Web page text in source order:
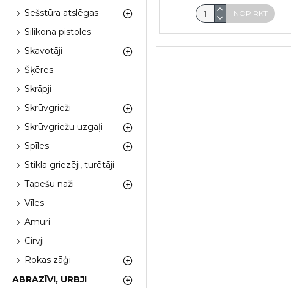
Sešstūra atslēgas
Silikona pistoles
Skavotāji
Šķēres
Skrāpji
Skrūvgrieži
Skrūvgriežu uzgaļi
Spīles
Stikla griezēji, turētāji
Tapešu naži
Vīles
Āmuri
Cirvji
Rokas zāģi
ABRAZĪVI, URBJI
NOPIRKT